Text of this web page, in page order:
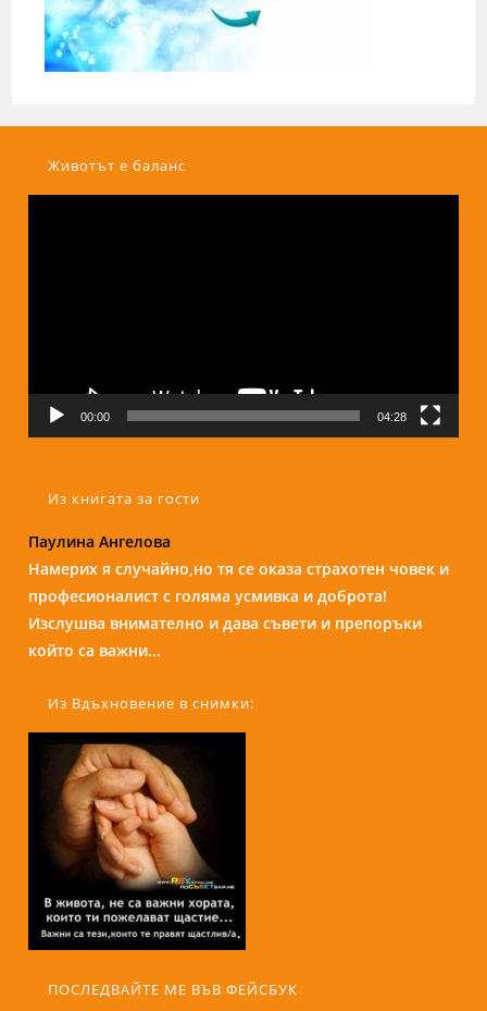
Животът е баланс
00:00 04:28
Из книгата за гости
Паулина Ангелова
Намерих я случайно,но тя се оказа страхотен човек и
професионалист с голяма усмивка и доброта!
Изслушва внимателно и дава съвети и препоръки
който са важни...
Надежда Б.
Бори е изключителен човек и специалист. С
присъствието и усмивката си те кара да се чувстваш
спокойно и уютно сякаш си на кафе с приятелка....